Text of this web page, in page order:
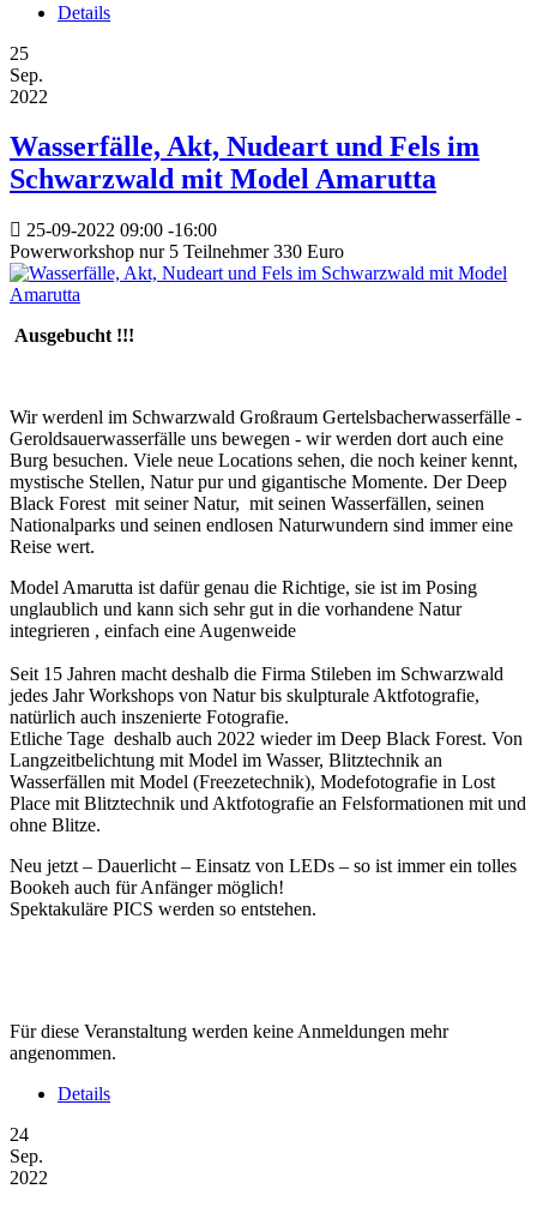
Details
25
Sep.
2022
Wasserfälle, Akt, Nudeart und Fels im
Schwarzwald mit Model Amarutta
25-09-2022 09:00 -16:00
Powerworkshop nur 5 Teilnehmer 330 Euro
Ausgebucht !!!
Wir werdenl im Schwarzwald Großraum Gertelsbacherwasserfälle -
Geroldsauerwasserfälle uns bewegen - wir werden dort auch eine
Burg besuchen. Viele neue Locations sehen, die noch keiner kennt,
mystische Stellen, Natur pur und gigantische Momente. Der Deep
Black Forest mit seiner Natur, mit seinen Wasserfällen, seinen
Nationalparks und seinen endlosen Naturwundern sind immer eine
Reise wert.
Model Amarutta ist dafür genau die Richtige, sie ist im Posing
unglaublich und kann sich sehr gut in die vorhandene Natur
integrieren , einfach eine Augenweide
Seit 15 Jahren macht deshalb die Firma Stileben im Schwarzwald
jedes Jahr Workshops von Natur bis skulpturale Aktfotografie,
natürlich auch inszenierte Fotografie.
Etliche Tage deshalb auch 2022 wieder im Deep Black Forest. Von
Langzeitbelichtung mit Model im Wasser, Blitztechnik an
Wasserfällen mit Model (Freezetechnik), Modefotografie in Lost
Place mit Blitztechnik und Aktfotografie an Felsformationen mit und
ohne Blitze.
Neu jetzt – Dauerlicht – Einsatz von LEDs – so ist immer ein tolles
Bookeh auch für Anfänger möglich!
Spektakuläre PICS werden so entstehen.
Für diese Veranstaltung werden keine Anmeldungen mehr
angenommen.
Details
24
Sep.
2022